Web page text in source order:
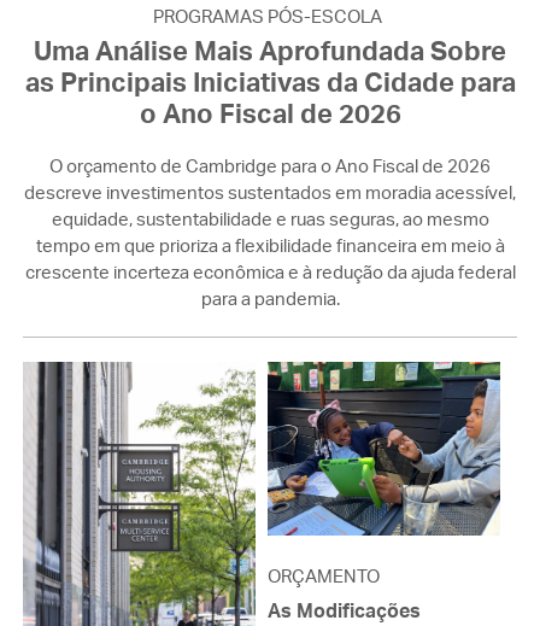
PROGRAMAS PÓS-ESCOLA
Uma Análise Mais Aprofundada Sobre
as Principais Iniciativas da Cidade para
o Ano Fiscal de 2026
O orçamento de Cambridge para o Ano Fiscal de 2026
descreve investimentos sustentados em moradia acessível,
equidade, sustentabilidade e ruas seguras, ao mesmo
tempo em que prioriza a flexibilidade financeira em meio à
crescente incerteza econômica e à redução da ajuda federal
para a pandemia.
ORÇAMENTO
As Modificações